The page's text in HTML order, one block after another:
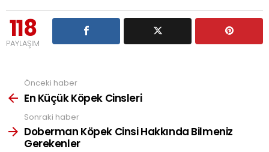
118
PAYLAŞIM
more
Önceki haber
En Küçük Köpek Cinsleri
Sonraki haber
Doberman Köpek Cinsi Hakkında Bilmeniz
Gerekenler